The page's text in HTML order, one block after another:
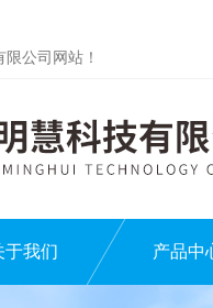
公司网站！
于我们 产品中